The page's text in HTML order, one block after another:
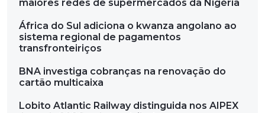
maiores redes de supermercados da Nigéria
África do Sul adiciona o kwanza angolano ao
sistema regional de pagamentos
transfronteiriços
BNA investiga cobranças na renovação do
cartão multicaixa
Lobito Atlantic Railway distinguida nos AIPEX